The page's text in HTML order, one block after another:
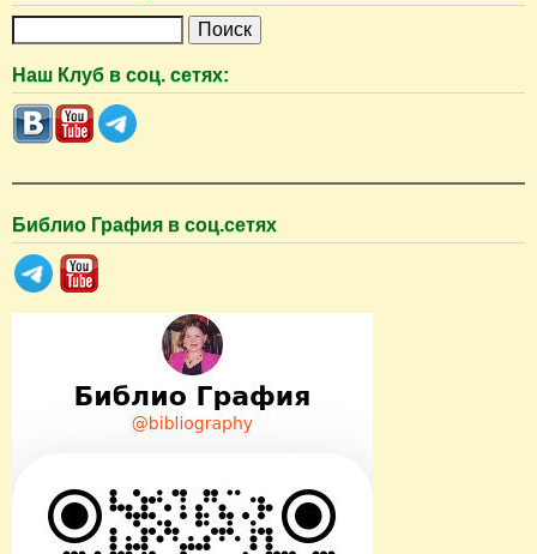
и
с
к
Наш Клуб в соц. сетях:
Библио Графия в соц.сетях